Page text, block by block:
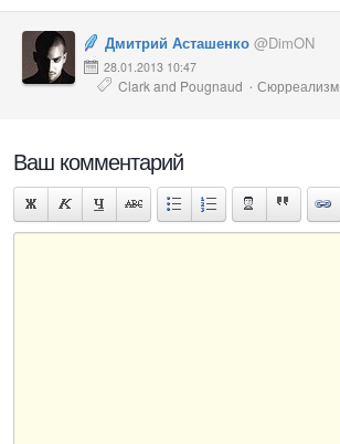
Дмитрий Асташенко @DimON
28.01.2013 10:47
Clark and Pougnaud · Сюрреализм
Ваш комментарий